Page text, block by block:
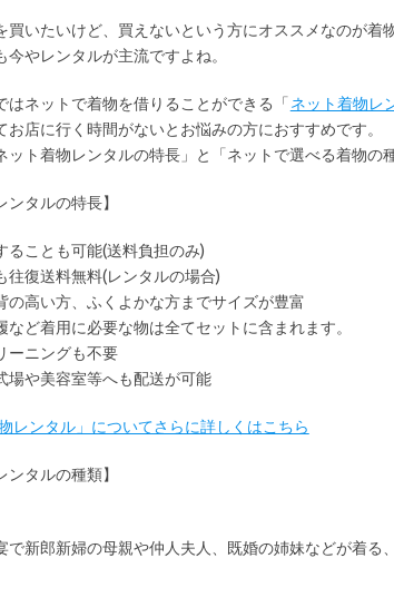
買いたいけど、買えないという方にオススメなのが着
今やレンタルが主流ですよね。
はネットで着物を借りることができる「 ネット着物レ
お店に行く時間がないとお悩みの方におすすめです。
ット着物レンタルの特長」と「ネットで選べる着物の
ンタルの特長】
ることも可能(送料負担のみ)
往復送料無料(レンタルの場合)
の高い方、ふくよかな方までサイズが豊富
など着用に必要な物は全てセット に含まれます。
ーニングも不要
場や美容室等へも配送が可能
レンタル」についてさらに詳しくはこちら
ンタルの種類】
で新郎新婦の母親や仲人夫人、既婚の姉妹などが着る